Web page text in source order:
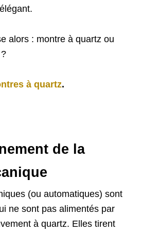
alors : montre à quartz ou
à quartz.
de la
(ou automatiques) sont
ne sont pas alimentés par
à quartz. Elles tirent